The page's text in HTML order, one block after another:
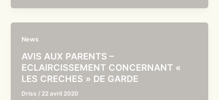
News
AVIS AUX PARENTS –
ECLAIRCISSEMENT CONCERNANT «
LES CRECHES » DE GARDE
Driss / 22 avril 2020